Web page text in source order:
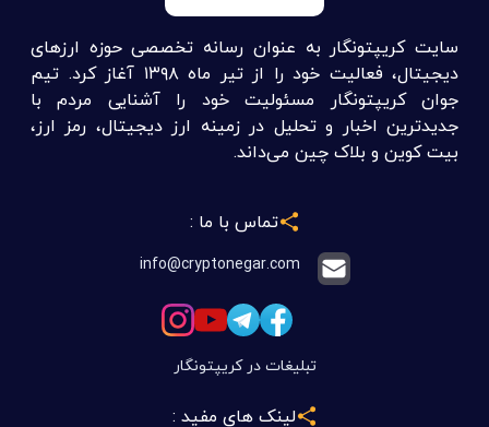
سایت کریپتونگار به عنوان رسانه تخصصی حوزه ارزهای
دیجیتال، فعالیت خود را از تیر ماه ۱۳۹۸ آغاز کرد. تیم
جوان کریپتونگار مسئولیت خود را آشنایی مردم با
جدیدترین اخبار و تحلیل در زمینه ارز دیجیتال، رمز ارز،
بیت کوین و بلاک چین می‌داند.
تماس با ما :
info@cryptonegar.com
تبلیغات در کریپتونگار
لینک های مفید :